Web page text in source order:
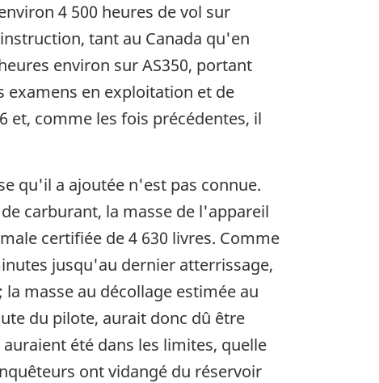
4 500 heures de vol sur
tant au Canada qu'en
environ sur AS350, portant
examens en exploitation et de
et, comme les fois précédentes, il
qu'il a ajoutée n'est pas connue.
carburant, la masse de l'appareil
certifiée de 4 630 livres. Comme
jusqu'au dernier atterrissage,
masse au décollage estimée au
du pilote, aurait donc dû être
été dans les limites, quelle
ont vidangé du réservoir